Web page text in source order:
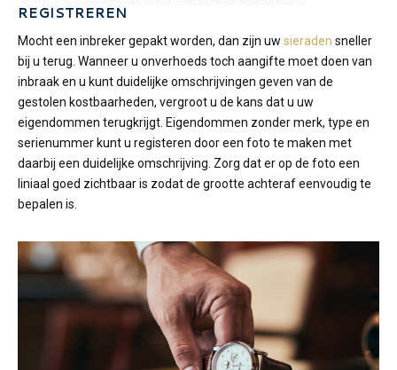
REGISTREREN
Mocht een inbreker gepakt worden, dan zijn uw sieraden sneller
bij u terug. Wanneer u onverhoeds toch aangifte moet doen van
inbraak en u kunt duidelijke omschrijvingen geven van de
gestolen kostbaarheden, vergroot u de kans dat u uw
eigendommen terugkrijgt. Eigendommen zonder merk, type en
serienummer kunt u registeren door een foto te maken met
daarbij een duidelijke omschrijving. Zorg dat er op de foto een
liniaal goed zichtbaar is zodat de grootte achteraf eenvoudig te
bepalen is.